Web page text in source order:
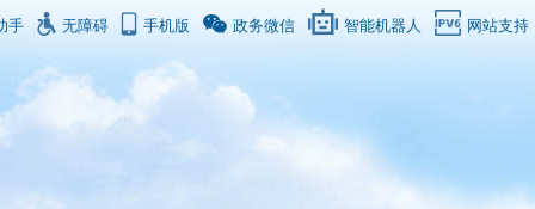
手 无障碍 手机版 政务微信 智能机器人 网站支持